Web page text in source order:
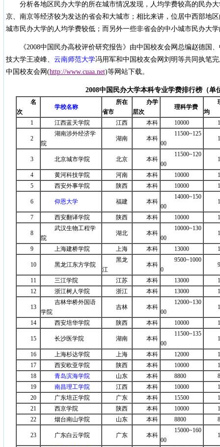
分析各地区民办大学的所在城市情况发现，人均学费较高的民办
京、南京等经济较为发达的省会和大城市；相比来讲，位居中西部地
城市民办大学的人均学费较低；而另外一些非省会的中小城市民办大
《2008中国民办高校评价研究报告》由中国校友会网总编赵德国
技大学王凌峰、 云南师范大学冯用军和中国校友会网刘明等共同执笔
中国校友会网(http://www.cuaa.net)等网站下载。
2008中国民办大学本科专业学费排行榜（单
名
次
学校名称
所在
省市
办学
层次
理科学费
均
1
江西蓝天学院 江西 本科 10000
2
湖南涉外经济学
院
湖南 本科
11500~125
00
3 北京城市学院 北京 本科
11500~120
00
4 黄河科技学院 河南 本科 10000
5
西安外事学院 陕西 本科 10000
6 仰恩大学 福建 本科
14000~150
00
7 西安翻译学院 陕西 本科 10000
8
武汉生物工程学
院
湖北 本科
10000~130
00
9 上海建桥学院 上海 本科 13000
10 黑龙江东方学院
黑龙
江
本科
9500~1000
0
11 三江学院 江苏 本科 13000
12
浙江树人学院 浙江 本科 13000
13
吉林华桥外国语
学院
吉林 本科
12000~130
00
14 西安培华学院 陕西 本科 10000
15 长沙医学院 湖南 本科
11500~135
00
16 上海杉达学院 上海 本科 12000
17
西安欧亚学院 陕西 本科 10000
18
青岛滨海学院 山东 本科 8800
19
南昌理工学院 江西 本科 10000
20
广东培正学院 广东 本科 15500
21
西京学院 陕西 本科 10000
22
烟台南山学院 山东 本科 8800
23 广东白云学院 广东 本科
15000~160
00